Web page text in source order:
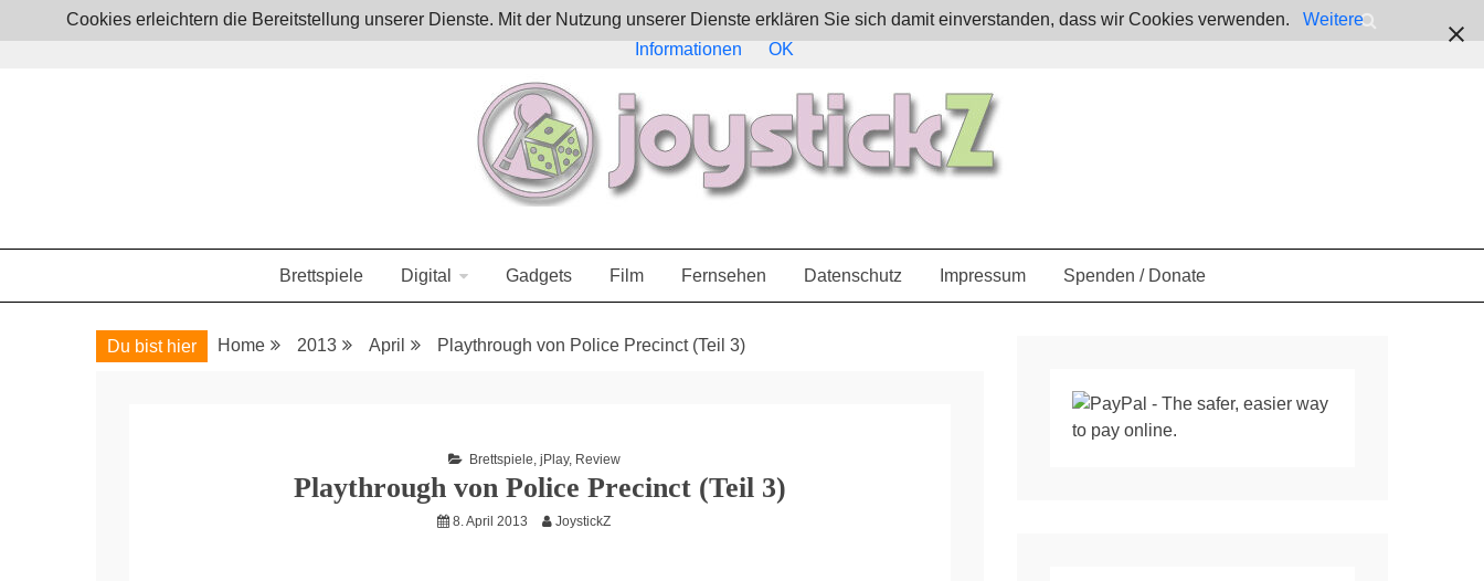
to
JoystickZ
Brettspiele Digital Gadgets Film Fernsehen Datenschutz Impressum Spenden / Donate
Du bist hier Home 2013 April Playthrough von Police Precinct (Teil 3)
Brettspiele, jPlay, Review
Playthrough von Police Precinct (Teil 3)
8. April 2013 JoystickZ
Cookies erleichtern die Bereitstellung unserer Dienste. Mit der Nutzung unserer Dienste erklären Sie sich damit einverstanden, dass wir Cookies verwenden.
Weitere
Informationen
OK